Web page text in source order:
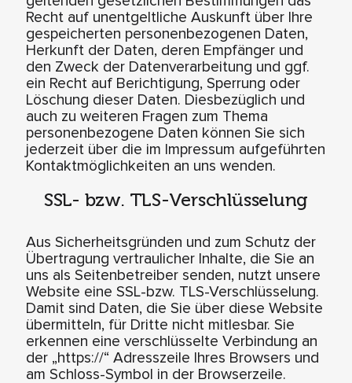
Recht auf unentgeltliche Auskunft über Ihre
gespeicherten personenbezogenen Daten,
Herkunft der Daten, deren Empfänger und
den Zweck der Datenverarbeitung und ggf.
ein Recht auf Berichtigung, Sperrung oder
Löschung dieser Daten. Diesbezüglich und
auch zu weiteren Fragen zum Thema
personenbezogene Daten können Sie sich
jederzeit über die im Impressum aufgeführten
Kontaktmöglichkeiten an uns wenden.
SSL- bzw. TLS-Verschlüsselung
Aus Sicherheitsgründen und zum Schutz der
Übertragung vertraulicher Inhalte, die Sie an
uns als Seitenbetreiber senden, nutzt unsere
Website eine SSL-bzw. TLS-Verschlüsselung.
Damit sind Daten, die Sie über diese Website
übermitteln, für Dritte nicht mitlesbar. Sie
erkennen eine verschlüsselte Verbindung an
der „https://“ Adresszeile Ihres Browsers und
am Schloss-Symbol in der Browserzeile.